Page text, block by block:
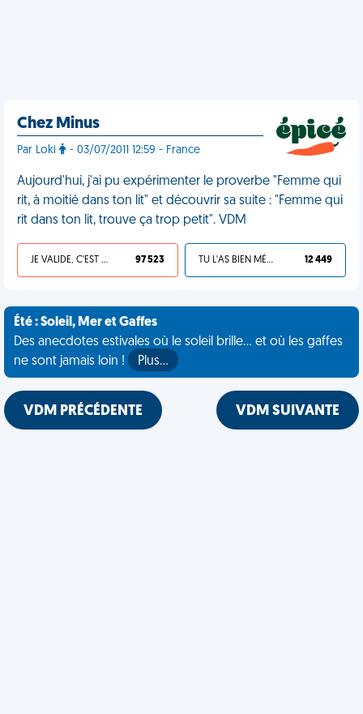
Chez Minus
Par Loki - 03/07/2011 12:59 - France
Aujourd'hui, j'ai pu expérimenter le proverbe "Femme qui
rit, à moitié dans ton lit" et découvrir sa suite : "Femme qui
rit dans ton lit, trouve ça trop petit". VDM
JE VALIDE, C'EST UNE VDM 97 523 TU L'AS BIEN MÉRITÉ 12 449
Été : Soleil, Mer et Gaffes
Des anecdotes estivales où le soleil brille... et où les gaffes
ne sont jamais loin !
Plus…
VDM PRÉCÉDENTE VDM SUIVANTE